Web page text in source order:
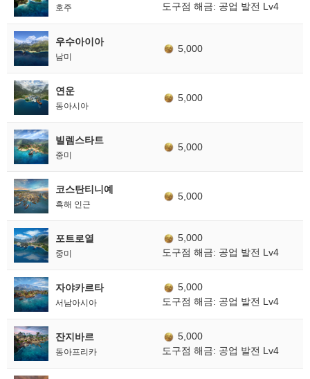
호주
도구점 해금: 공업 발전 Lv4
우수아이아
남미
5,000
연운
동아시아
5,000
빌렘스타트
중미
5,000
코스탄티니예
흑해 인근
5,000
포트로열
중미
5,000
도구점 해금: 공업 발전 Lv4
자야카르타
서남아시아
5,000
도구점 해금: 공업 발전 Lv4
잔지바르
동아프리카
5,000
도구점 해금: 공업 발전 Lv4